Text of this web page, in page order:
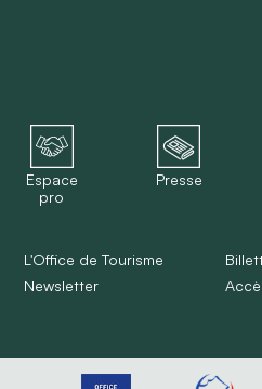
Espace
pro
Presse
L'Office de Tourisme
Newsletter